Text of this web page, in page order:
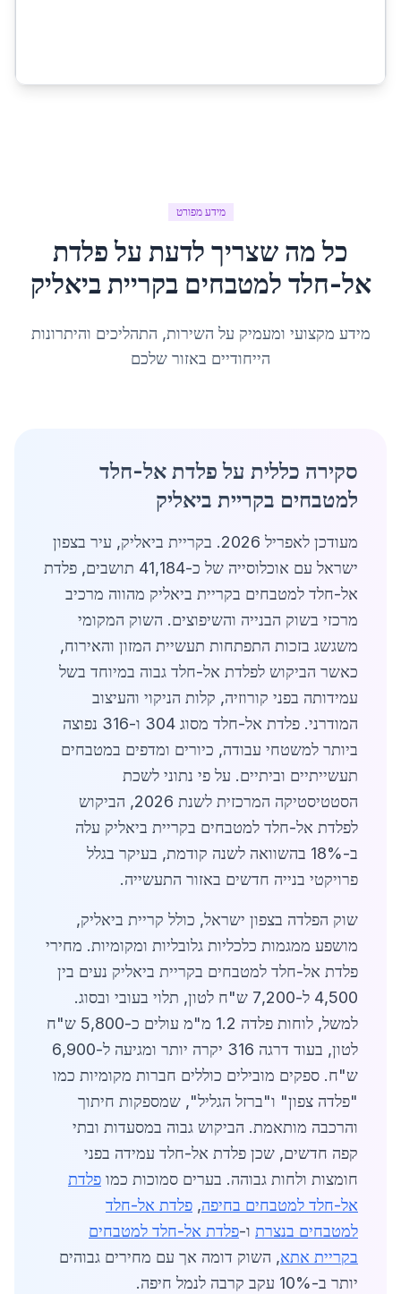
מידע מפורט
כל מה שצריך לדעת עלפלדת
אל-חלד למטבחים בקריית ביאליק
מידע מקצועי ומעמיק על השירות, התהליכים והיתרונות
הייחודיים באזור שלכם
סקירה כללית על פלדת אל-חלד
למטבחים בקריית ביאליק
מעודכן לאפריל 2026. בקריית ביאליק, עיר בצפון
ישראל עם אוכלוסייה של כ-41,184 תושבים, פלדת
אל-חלד למטבחים בקריית ביאליק מהווה מרכיב
מרכזי בשוק הבנייה והשיפוצים. השוק המקומי
משגשג בזכות התפתחות תעשיית המזון והאירוח,
כאשר הביקוש לפלדת אל-חלד גבוה במיוחד בשל
עמידותה בפני קורוזיה, קלות הניקוי והעיצוב
המודרני. פלדת אל-חלד מסוג 304 ו-316 נפוצה
ביותר למשטחי עבודה, כיורים ומדפים במטבחים
תעשייתיים וביתיים. על פי נתוני לשכת
הסטטיסטיקה המרכזית לשנת 2026, הביקוש
לפלדת אל-חלד למטבחים בקריית ביאליק עלה
ב-18% בהשוואה לשנה קודמת, בעיקר בגלל
פרויקטי בנייה חדשים באזור התעשייה.
שוק הפלדה בצפון ישראל, כולל קריית ביאליק,
מושפע ממגמות כלכליות גלובליות ומקומיות. מחירי
פלדת אל-חלד למטבחים בקריית ביאליק נעים בין
4,500 ל-7,200 ש"ח לטון, תלוי בעובי ובסוג.
למשל, לוחות פלדה 1.2 מ"מ עולים כ-5,800 ש"ח
לטון, בעוד דרגה 316 יקרה יותר ומגיעה ל-6,900
ש"ח. ספקים מובילים כוללים חברות מקומיות כמו
"פלדה צפון" ו"ברזל הגליל", שמספקות חיתוך
והרכבה מותאמת. הביקוש גבוה במסעדות ובתי
קפה חדשים, שכן פלדת אל-חלד עמידה בפני
חומצות ולחות גבוהה. בערים סמוכות כמו פלדת
אל-חלד למטבחים בחיפה, פלדת אל-חלד
למטבחים בנצרת ו-פלדת אל-חלד למטבחים
בקריית אתא, השוק דומה אך עם מחירים גבוהים
יותר ב-10% עקב קרבה לנמל חיפה.